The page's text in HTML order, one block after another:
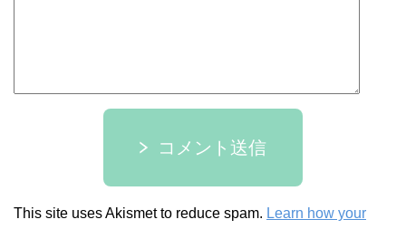
コメント送信
This site uses Akismet to reduce spam. Learn how your